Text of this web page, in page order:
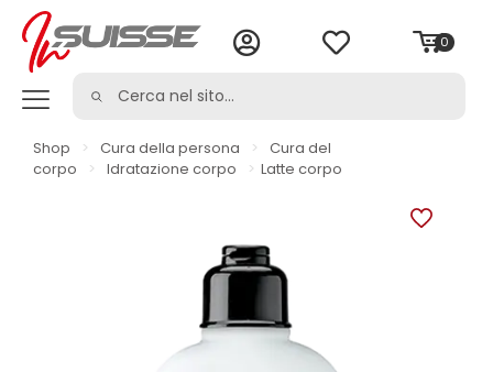
0
Shop > Cura della persona >
Cura del
corpo
> Idratazione corpo > Latte corpo